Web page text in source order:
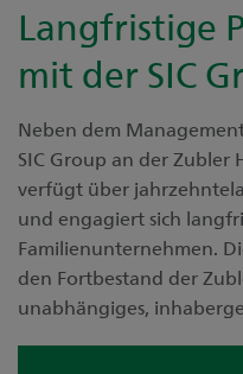
Langfristige
mit der SIC
Neben dem
SIC Group an der Zubler
verfügt über
und engagiert sich
Familienunternehmen.
den Fortbestand der
unabhängiges,